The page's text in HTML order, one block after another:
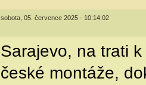
sobota, 05. července 2025 - 10:14:02
Sarajevo, na trati
české montáže,